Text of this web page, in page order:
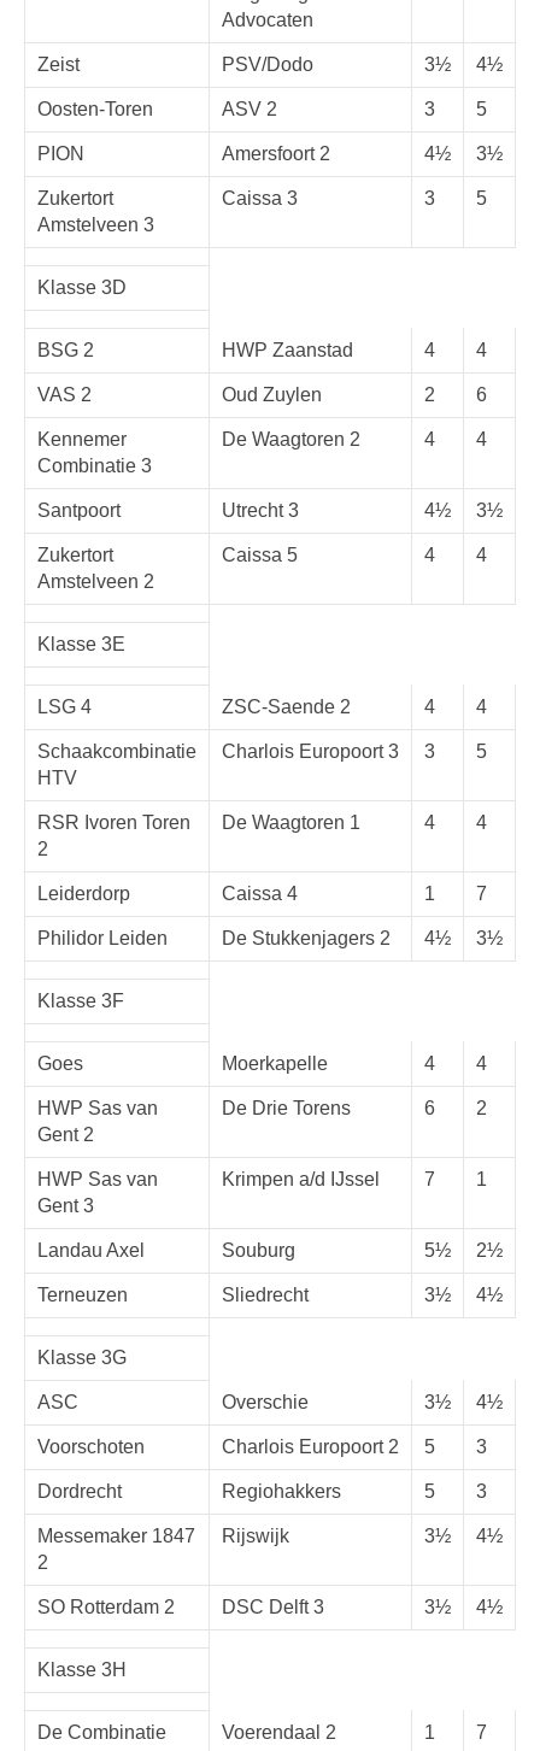
Advocaten
Zeist PSV/Dodo 3½ 4½
Oosten-Toren ASV 2 3 5
PION Amersfoort 2 4½ 3½
Zukertort
Amstelveen 3
Caissa 3 3 5
Klasse 3D
BSG 2 HWP Zaanstad 4 4
VAS 2 Oud Zuylen 2 6
Kennemer
Combinatie 3
De Waagtoren 2 4 4
Santpoort Utrecht 3 4½ 3½
Zukertort
Amstelveen 2
Caissa 5 4 4
Klasse 3E
LSG 4 ZSC-Saende 2 4 4
Schaakcombinatie
HTV
Charlois Europoort 3 3 5
RSR Ivoren Toren
2
De Waagtoren 1 4 4
Leiderdorp Caissa 4 1 7
Philidor Leiden De Stukkenjagers 2 4½ 3½
Klasse 3F
Goes Moerkapelle 4 4
HWP Sas van
Gent 2
De Drie Torens 6 2
HWP Sas van
Gent 3
Krimpen a/d IJssel 7 1
Landau Axel Souburg 5½ 2½
Terneuzen Sliedrecht 3½ 4½
Klasse 3G
ASC Overschie 3½ 4½
Voorschoten Charlois Europoort 2 5 3
Dordrecht Regiohakkers 5 3
Messemaker 1847
2
Rijswijk 3½ 4½
SO Rotterdam 2 DSC Delft 3 3½ 4½
Klasse 3H
De Combinatie Voerendaal 2 1 7